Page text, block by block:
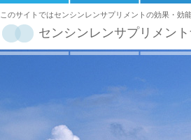
このサイトではセンシンレンサプリメントの効果・効
センシンレンサプリメン